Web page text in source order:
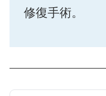
修復手術。